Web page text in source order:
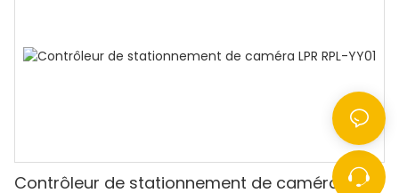
Contrôleur de stationnement de caméra LPR